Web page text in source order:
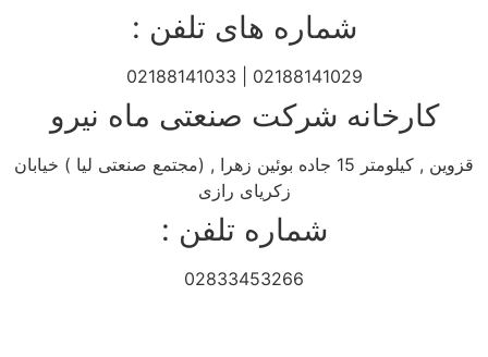
شماره های تلفن :
02188141029 | 02188141033
کارخانه شرکت صنعتی ماه نیرو
قزوین , کیلومتر 15 جاده بوئین زهرا , (مجتمع صنعتی لیا ) خیابان
زکریای رازی
شماره تلفن :
02833453266